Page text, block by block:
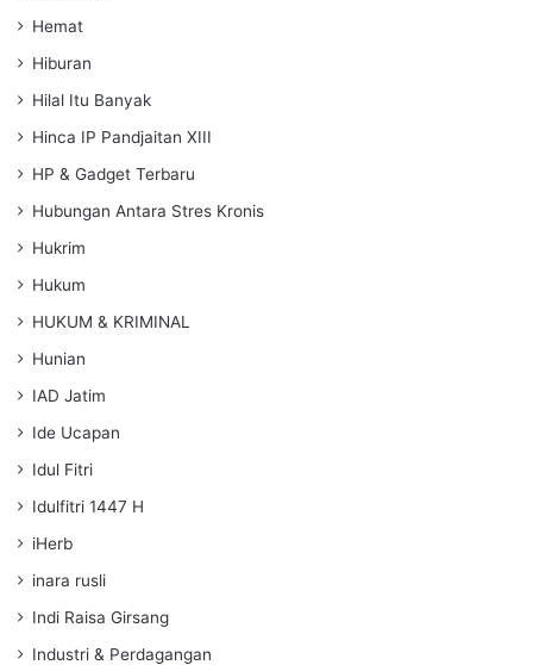
Hemat
Hiburan
Hilal Itu Banyak
Hinca IP Pandjaitan XIII
HP & Gadget Terbaru
Hubungan Antara Stres Kronis
Hukrim
Hukum
HUKUM & KRIMINAL
Hunian
IAD Jatim
Ide Ucapan
Idul Fitri
Idulfitri 1447 H
iHerb
inara rusli
Indi Raisa Girsang
Industri & Perdagangan